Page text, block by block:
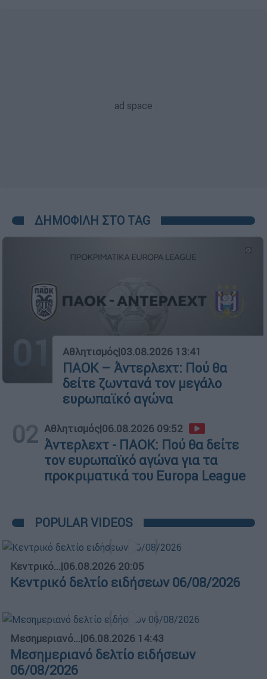
ΔΗΜΟΦΙΛΗ ΣΤΟ TAG
Αθλητισμός|03.08.2026 13:41
ΠΑΟΚ – Άντερλεχτ: Πού θα
δείτε ζωντανά τον μεγάλο
ευρωπαϊκό αγώνα
02 Αθλητισμός|06.08.2026 09:52
Άντερλεχτ - ΠΑΟΚ: Πού θα δείτε
τον ευρωπαϊκό αγώνα για τα
προκριματικά του Europa League
POPULAR VIDEOS
Κεντρικό...|06.08.2026 20:05
Κεντρικό δελτίο ειδήσεων 06/08/2026
Μεσημεριανό...|06.08.2026 14:43
Μεσημεριανό δελτίο ειδήσεων
06/08/2026